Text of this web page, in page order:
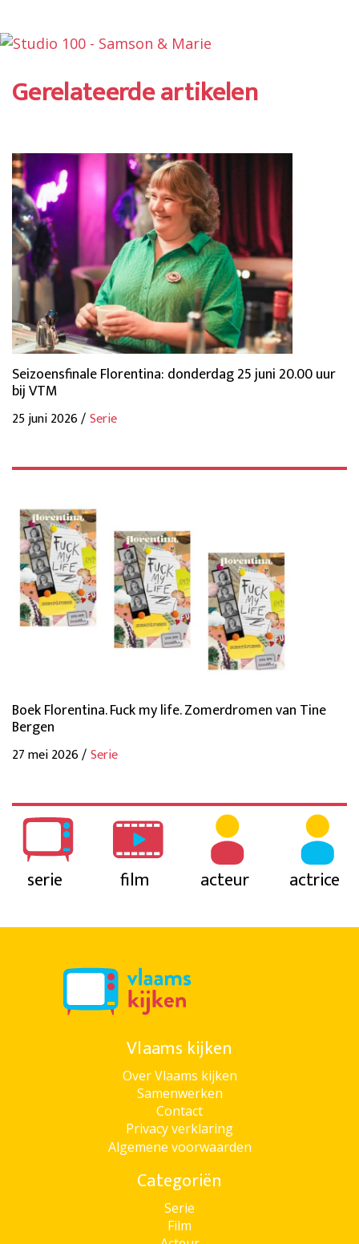
Gerelateerde artikelen
Seizoensfinale Florentina: donderdag 25 juni 20.00 uur
bij VTM
25 juni 2026 /Serie
Boek Florentina. Fuck my life. Zomerdromen van Tine
Bergen
27 mei 2026 /Serie
serie film acteur actrice
Vlaams kijken
Over Vlaams kijken
Samenwerken
Contact
Privacy verklaring
Algemene voorwaarden
Categoriën
Serie
Film